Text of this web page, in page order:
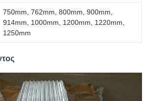
750mm, 762mm, 800mm, 900mm,
914mm, 1000mm, 1200mm, 1220mm,
1250mm